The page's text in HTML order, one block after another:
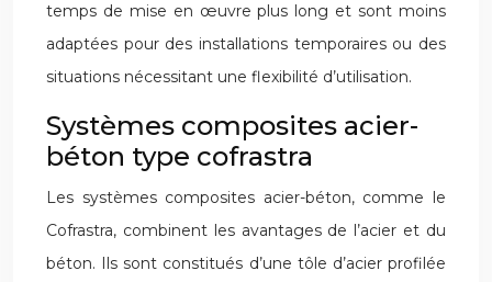
temps de mise en œuvre plus long et sont moins
adaptées pour des installations temporaires ou des
situations nécessitant une flexibilité d’utilisation.
Systèmes composites acier-
béton type cofrastra
Les systèmes composites acier-béton, comme le
Cofrastra, combinent les avantages de l’acier et du
béton. Ils sont constitués d’une tôle d’acier profilée